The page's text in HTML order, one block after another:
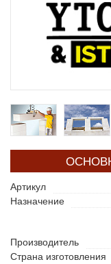
Артикул
Назначение
Производитель
Страна изготовления